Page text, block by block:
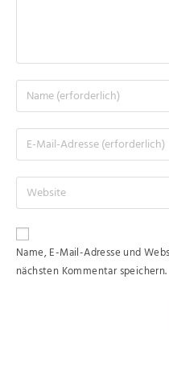
Name, E-Mail-Adresse und
nächsten Kommentar speichern.